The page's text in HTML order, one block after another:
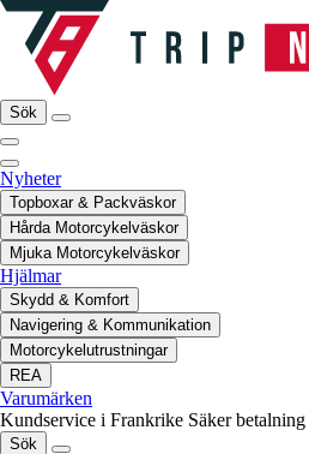
Sök
Nyheter
Topboxar & Packväskor
Hårda Motorcykelväskor
Mjuka Motorcykelväskor
Hjälmar
Skydd & Komfort
Navigering & Kommunikation
Motorcykelutrustningar
REA
Varumärken
Kundservice i Frankrike Säker betalning
Sök